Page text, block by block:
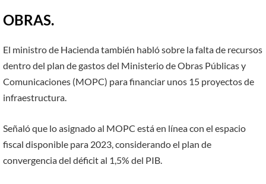
OBRAS.
El ministro de Hacienda también habló sobre la falta de recursos
dentro del plan de gastos del Ministerio de Obras Públicas y
Comunicaciones (MOPC) para financiar unos 15 proyectos de
infraestructura.
Señaló que lo asignado al MOPC está en línea con el espacio
fiscal disponible para 2023, considerando el plan de
convergencia del déficit al 1,5% del PIB.